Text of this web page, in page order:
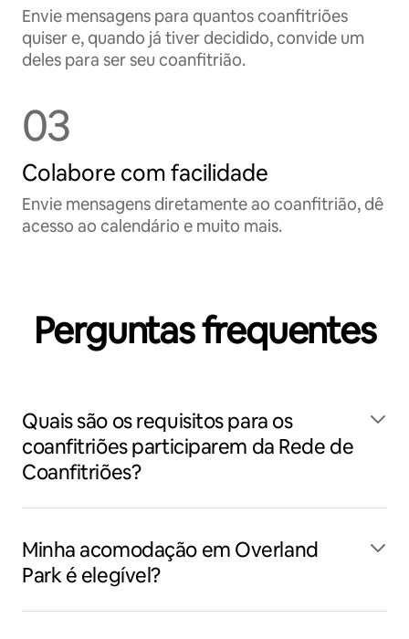
Envie mensagens para quantos coanfitriões
quiser e, quando já tiver decidido, convide um
deles para ser seu coanfitrião.
03
Colabore com facilidade
Envie mensagens diretamente ao coanfitrião, dê
acesso ao calendário e muito mais.
Perguntas frequentes
Quais são os requisitos para os
coanfitriões participarem da Rede de
Coanfitriões?
Minha acomodação em Overland
Park é elegível?